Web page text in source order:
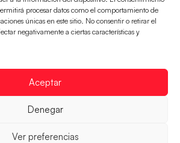
procesar datos como el comportamiento de
únicas en este sitio. No consentir o retirar el
negativamente a ciertas características y
Aceptar
Denegar
Ver preferencias
contra Dinamarca para
bronce del EHF EURO 2026
buscan colgarse la presea en
bronce del Campeonato de Europa,